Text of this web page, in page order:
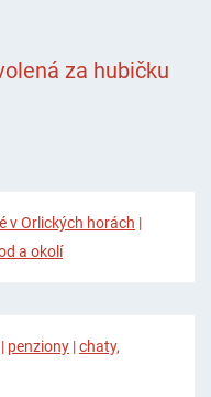
za hubičku
v Orlických horách |
a okolí
penziony|chaty,